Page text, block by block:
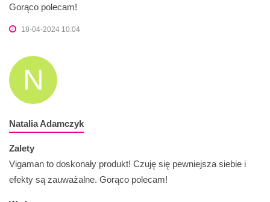
Gorąco polecam!
18-04-2024 10:04
N
Natalia Adamczyk
Zalety
Vigaman to doskonały produkt! Czuję się pewniejsza siebie i
efekty są zauważalne. Gorąco polecam!